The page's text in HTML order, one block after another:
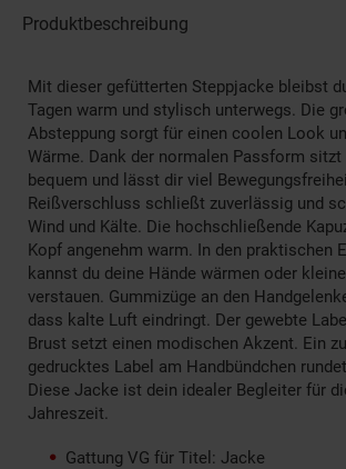
Produktbeschreibung
Mit dieser gefütterten Steppjacke bleibst
Tagen warm und stylisch unterwegs. Die
Absteppung sorgt für einen coolen Look
Wärme. Dank der normalen Passform sitzt
bequem und lässt dir viel
Reißverschluss schließt zuverlässig und
Wind und Kälte. Die hochschließende
Kopf angenehm warm. In den praktischen
kannst du deine Hände wärmen oder
verstauen. Gummizüge an den
dass kalte Luft eindringt. Der gewebte
Brust setzt einen modischen Akzent. Ein
gedrucktes Label am Handbündchen
Diese Jacke ist dein idealer Begleiter für
Jahreszeit.
Gattung VG für Titel: Jacke